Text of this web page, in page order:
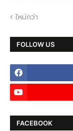
ใหม่กว่า
FOLLOW US
FACEBOOK